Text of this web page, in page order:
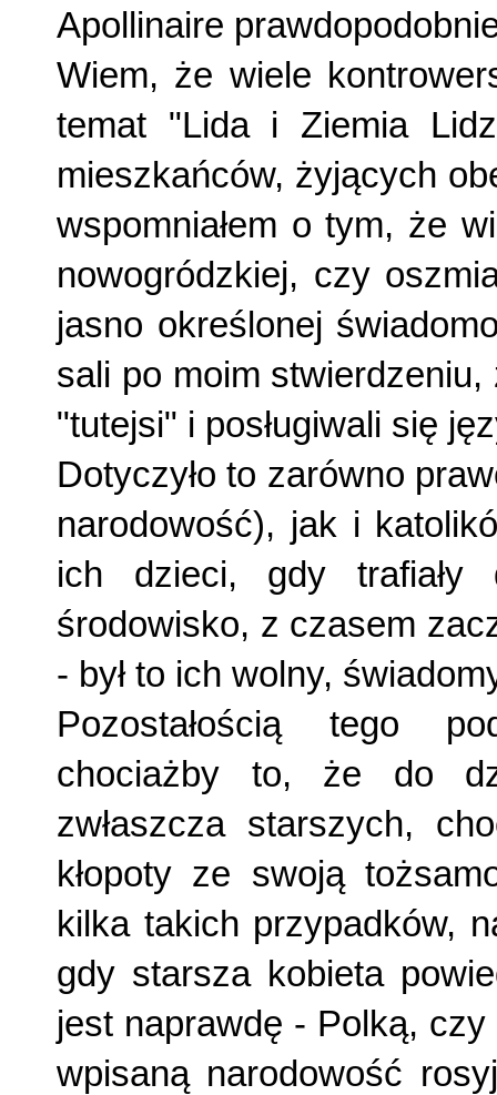
Apollinaire
Wiem, że wiele
temat "Lida i Ziemia
miesz­kańców, żyjących
wspomniałem o tym, że
nowogródz­kiej, czy
jasno określonej
sali po moim
"tutejsi" i posługiwali się
Dotyczyło to zarówno
narodowość), jak i
ich dzieci, gdy
środowisko, z czasem
- był to ich wolny,
Pozostałością tego
chociażby to, że do
zwłaszcza starszych,
kłopoty ze swoją
kilka takich przypadków,
gdy starsza kobieta
jest naprawdę - Polką,
wpisaną narodowość